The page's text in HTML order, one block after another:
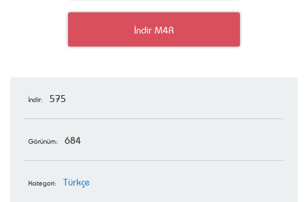
İndir M4R
İndir: 575
Görünüm: 684
Kategori: Türkçe